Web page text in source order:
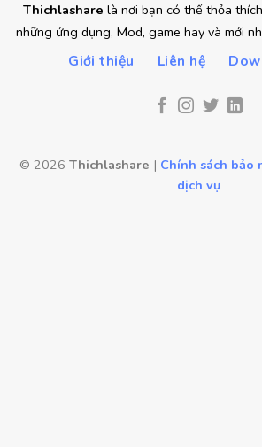
Thichlashare là nơi bạn có thể thỏa
những ứng dụng, Mod, game hay và mới
Giới thiệu Liên hệ
© 2026 Thichlashare | Chính sách bảo
dịch vụ